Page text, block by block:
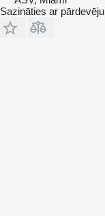
Sazināties ar pārdevēju